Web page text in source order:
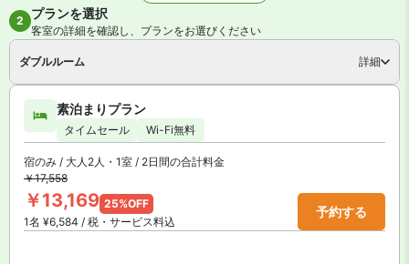
2 プランを選択
客室の詳細を確認し、プランをお選びください
ダブルルーム 詳細
素泊まりプラン
タイムセール Wi-Fi無料
宿のみ / 大人2人・1室 / 2日間の合計料金
￥17,558
￥13,169 25%OFF
1名 ¥6,584 / 税・サービス料込
予約する